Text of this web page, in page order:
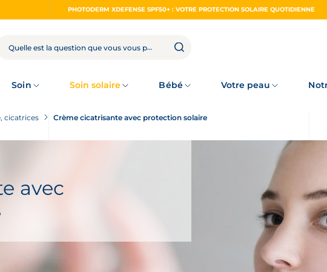
PHOTODERM XDEFENSE SPF50+ : VOTRE PROTECTION SOLAIRE QUOTIDIENNE
RECHERCHE
Soin Soin solaire Bébé Votre peau
cicatrices Crème cicatrisante avec protection solaire
avec